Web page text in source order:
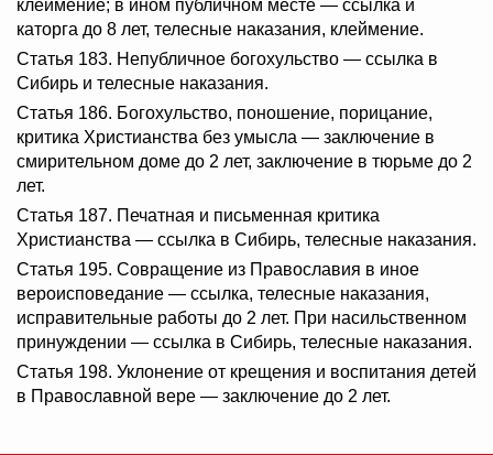
клеймение; в ином публичном месте — ссылка и
каторга до 8 лет, телесные наказания, клеймение.
Статья 183. Непубличное богохульство — ссылка в
Сибирь и телесные наказания.
Статья 186. Богохульство, поношение, порицание,
критика Христианства без умысла — заключение в
смирительном доме до 2 лет, заключение в тюрьме до 2
лет.
Статья 187. Печатная и письменная критика
Христианства — ссылка в Сибирь, телесные наказания.
Статья 195. Совращение из Православия в иное
вероисповедание — ссылка, телесные наказания,
исправительные работы до 2 лет. При насильственном
принуждении — ссылка в Сибирь, телесные наказания.
Статья 198. Уклонение от крещения и воспитания детей
в Православной вере — заключение до 2 лет.